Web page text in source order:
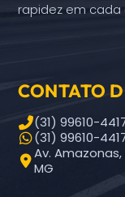
rapidez em
CONTATO
(31) 99610-
(31) 99610-
Av.
MG